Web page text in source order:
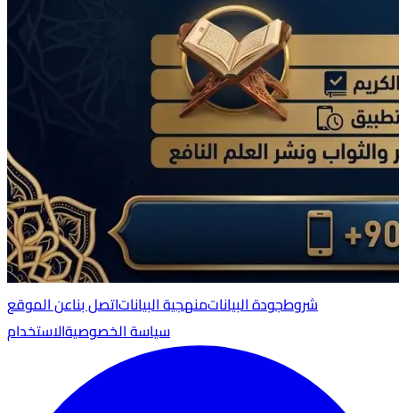
عن الموقعاتصل بنامنهجية البياناتجودة البياناتشروط
الاستخدامسياسة الخصوصية